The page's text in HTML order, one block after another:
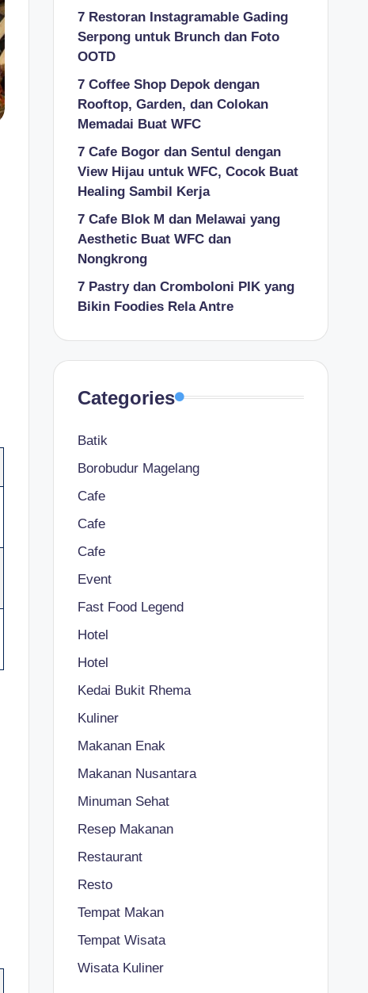
7 Restoran Instagramable Gading
Serpong untuk Brunch dan Foto
OOTD
7 Coffee Shop Depok dengan
Rooftop, Garden, dan Colokan
Memadai Buat WFC
7 Cafe Bogor dan Sentul dengan
View Hijau untuk WFC, Cocok Buat
Healing Sambil Kerja
7 Cafe Blok M dan Melawai yang
Aesthetic Buat WFC dan
Nongkrong
7 Pastry dan Cromboloni PIK yang
Bikin Foodies Rela Antre
Categories
Batik
Borobudur Magelang
Cafe
Cafe
Cafe
Event
Fast Food Legend
Hotel
Hotel
Kedai Bukit Rhema
Kuliner
Makanan Enak
Makanan Nusantara
Minuman Sehat
Resep Makanan
Restaurant
Resto
Tempat Makan
Tempat Wisata
Wisata Kuliner